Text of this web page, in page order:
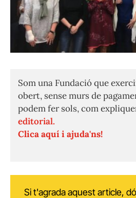
Som una Fundació que
obert, sense murs de
podem fer sols, com
editorial.
Clica aquí i ajuda'ns!
Si t'agrada aquest article,